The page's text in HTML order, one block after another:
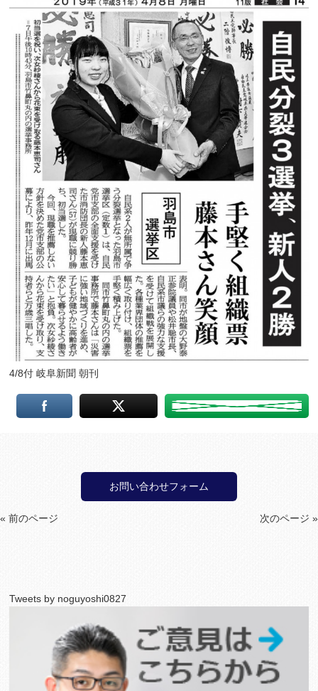
4/8付 岐阜新聞 朝刊
お問い合わせフォーム
« 前のページ 次のページ »
Tweets by noguyoshi0827